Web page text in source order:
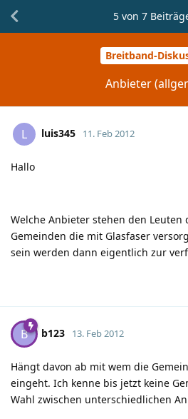
Breitband-
Anbieter
5von 7
L luis345 11. Feb 2012
Hallo
Welche Anbieter stehen den Leuten
Gemeinden die mit Glasfaser
sein werden dann eigentlich zur
B b123 13. Feb 2012
Hängt davon ab mit wem die
eingeht. Ich kenne bis jetzt keine
Wahl zwischen unterschiedlichen